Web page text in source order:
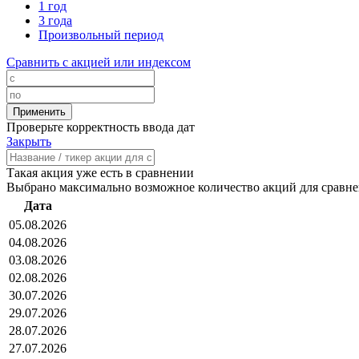
1 год
3 года
Произвольный период
Сравнить с акцией или индексом
Проверьте корректность ввода дат
Закрыть
Такая акция уже есть в сравнении
Выбрано максимально возможное количество акций для
Дата
05.08.2026
04.08.2026
03.08.2026
02.08.2026
30.07.2026
29.07.2026
28.07.2026
27.07.2026